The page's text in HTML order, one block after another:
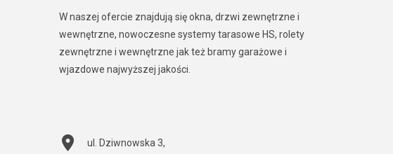
W naszej ofercie znajdują się okna, drzwi zewnętrzne i
wewnętrzne, nowoczesne systemy tarasowe HS, rolety
zewnętrzne i wewnętrzne jak też bramy garażowe i
wjazdowe najwyższej jakości.
ul. Dziwnowska 3,